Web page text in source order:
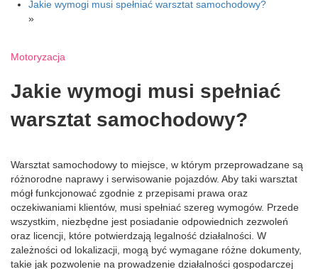
Jakie wymogi musi spełniać warsztat samochodowy?
»
Motoryzacja
Jakie wymogi musi spełniać
warsztat samochodowy?
Warsztat samochodowy to miejsce, w którym przeprowadzane są
różnorodne naprawy i serwisowanie pojazdów. Aby taki warsztat
mógł funkcjonować zgodnie z przepisami prawa oraz
oczekiwaniami klientów, musi spełniać szereg wymogów. Przede
wszystkim, niezbędne jest posiadanie odpowiednich zezwoleń
oraz licencji, które potwierdzają legalność działalności. W
zależności od lokalizacji, mogą być wymagane różne dokumenty,
takie jak pozwolenie na prowadzenie działalności gospodarczej